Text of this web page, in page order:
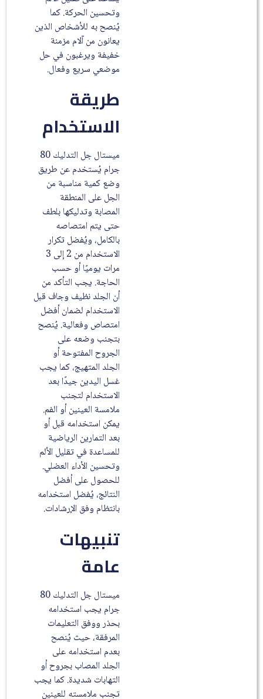
وتحسين الحركة. كما
يُنصح به للأشخاص الذين
يعانون من آلام مزمنة
خفيفة ويرغبون في حل
موضعي سريع وفعال.
طريقة
الاستخدام
ميستال جل التدليك 80
جرام يُستخدم عن طريق
وضع كمية مناسبة من
الجل على المنطقة
المصابة وتدليكها بلطف
حتى يتم امتصاصه
بالكامل، ويُفضل تكرار
الاستخدام من 2 إلى 3
مرات يوميًا أو حسب
الحاجة. يجب التأكد من
أن الجلد نظيف وجاف قبل
الاستخدام لضمان أفضل
امتصاص وفعالية. يُنصح
بتجنب وضعه على
الجروح المفتوحة أو
الجلد المتهيج، كما يجب
غسل اليدين جيدًا بعد
الاستخدام لتجنب
ملامسة العينين أو الفم.
يمكن استخدامه قبل أو
بعد التمارين الرياضية
للمساعدة في تقليل الألم
وتحسين الأداء العضلي.
للحصول على أفضل
النتائج، يُفضل استخدامه
بانتظام وفق الإرشادات.
تنبيهات
عامة
ميستال جل التدليك 80
جرام يجب استخدامه
بحذر ووفق التعليمات
المرفقة، حيث يُنصح
بعدم استخدامه على
الجلد المصاب بجروح أو
التهابات شديدة. كما يجب
تجنب ملامسته للعينين